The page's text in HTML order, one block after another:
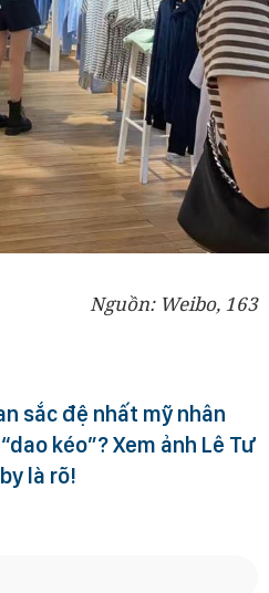
Nguồn: Weibo, 163
sắc đệ nhất mỹ nhân
kéo”? Xem ảnh Lê Tư
là rõ!